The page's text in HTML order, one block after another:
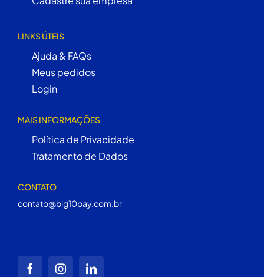
LINKS ÚTEIS
Ajuda & FAQs
Meus pedidos
Login
MAIS INFORMAÇÕES
Política de Privacidade
Tratamento de Dados
CONTATO
contato@big10pay.com.br